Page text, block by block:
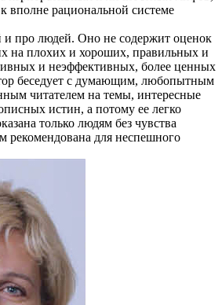
вполне рациональной системе
и про людей. Оно не содержит оценок
на плохих и хороших, правильных и
и неэффективных, более ценных
беседует с думающим, любопытным
читателем на темы, интересные
истин, а потому ее легко
только людям без чувства
рекомендована для неспешного